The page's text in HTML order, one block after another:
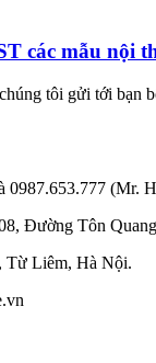
các mẫu nội
tôi gửi tới bạn
(Mr.
Đường Tôn
Từ Liêm, Hà Nội.